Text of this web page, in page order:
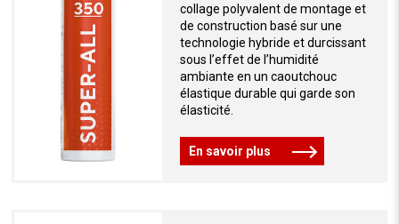
collage polyvalent de montage et
de construction basé sur une
technologie hybride et durcissant
sous l’effet de l’humidité
ambiante en un caoutchouc
élastique durable qui garde son
élasticité.
En savoir plus